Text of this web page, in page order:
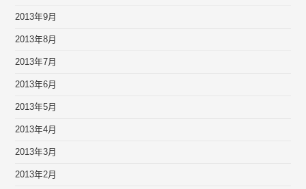
2013年9月
2013年8月
2013年7月
2013年6月
2013年5月
2013年4月
2013年3月
2013年2月